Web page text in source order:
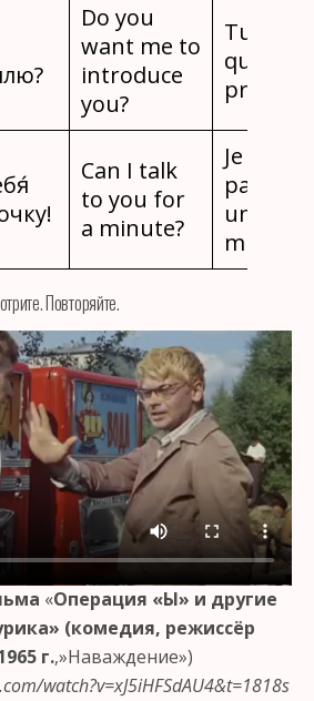
Do you
want me to
introduce
you?
Tu veux
que je te
Can I talk
to you for
a minute?
Je peux
parler
une
minute ?
Повторяйте.
«Операция «Ы» и другие
(комедия, режиссёр
г.,»Наваждение»)
watch?v=xJ5iHFSdAU4&t=1818s